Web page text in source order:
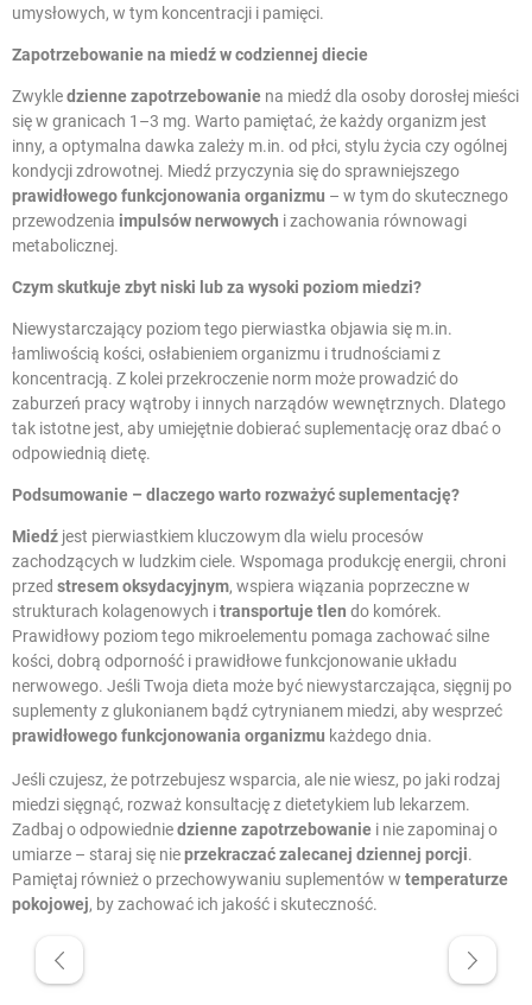
umysłowych, w tym koncentracji i pamięci.
Zapotrzebowanie na miedź w codziennej diecie
Zwykledzienne zapotrzebowanie na miedź dla osoby dorosłej mieści
się w granicach 1–3 mg. Warto pamiętać, że każdy organizm jest
inny, a optymalna dawka zależy m.in. od płci, stylu życia czy ogólnej
kondycji zdrowotnej. Miedź przyczynia się do sprawniejszego
prawidłowego funkcjonowania organizmu – w tym do skutecznego
przewodzenia impulsów nerwowych i zachowania równowagi
metabolicznej.
Czym skutkuje zbyt niski lub za wysoki poziom miedzi?
Niewystarczający poziom tego pierwiastka objawia się m.in.
łamliwością kości, osłabieniem organizmu i trudnościami z
koncentracją. Z kolei przekroczenie norm może prowadzić do
zaburzeń pracy wątroby i innych narządów wewnętrznych. Dlatego
tak istotne jest, aby umiejętnie dobierać suplementację oraz dbać o
odpowiednią dietę.
Podsumowanie – dlaczego warto rozważyć suplementację?
Miedź jest pierwiastkiem kluczowym dla wielu procesów
zachodzących w ludzkim ciele. Wspomaga produkcję energii, chroni
przed stresem oksydacyjnym, wspiera wiązania poprzeczne w
strukturach kolagenowych itransportuje tlen do komórek.
Prawidłowy poziom tego mikroelementu pomaga zachować silne
kości, dobrą odporność i prawidłowe funkcjonowanie układu
nerwowego. Jeśli Twoja dieta może być niewystarczająca, sięgnij po
suplementy z glukonianem bądź cytrynianem miedzi, aby wesprzeć
prawidłowego funkcjonowania organizmu każdego dnia.
Jeśli czujesz, że potrzebujesz wsparcia, ale nie wiesz, po jaki rodzaj
miedzi sięgnąć, rozważ konsultację z dietetykiem lub lekarzem.
Zadbaj o odpowiedniedzienne zapotrzebowanie i nie zapominaj o
umiarze – staraj się nieprzekraczać zalecanej dziennej porcji.
Pamiętaj również o przechowywaniu suplementów w temperaturze
pokojowej, by zachować ich jakość i skuteczność.